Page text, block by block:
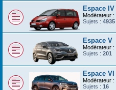
Espace IV
Modérateur :
Sujets : 4935
Espace V
Modérateur :
Sujets : 201
Espace VI
Modérateur :
Sujets : 16